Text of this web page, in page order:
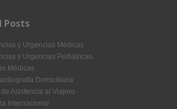
Posts
y Urgencias Médicas
y Urgencias Pediátricas
Médicas
Domiciliaria
Asistencia al Viajero
Internacional